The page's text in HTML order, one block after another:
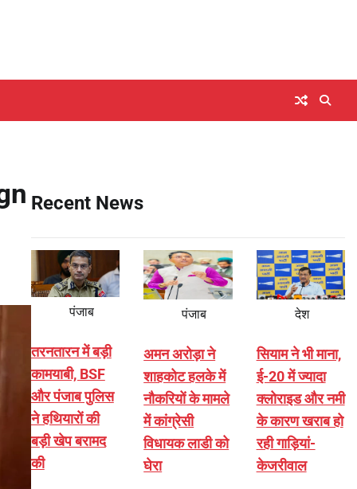
Recent News
पंजाब
तरनतारन में बड़ी
कामयाबी, BSF
और पंजाब पुलिस
ने हथियारों की
बड़ी खेप बरामद
की
पंजाब
अमन अरोड़ा ने
शाहकोट हलके में
नौकरियों के मामले
में कांग्रेसी
विधायक लाडी को
घेरा
देश
सियाम ने भी माना,
ई-20 में ज्यादा
क्लोराइड और नमी
के कारण खराब हो
रही गाड़ियां-
केजरीवाल